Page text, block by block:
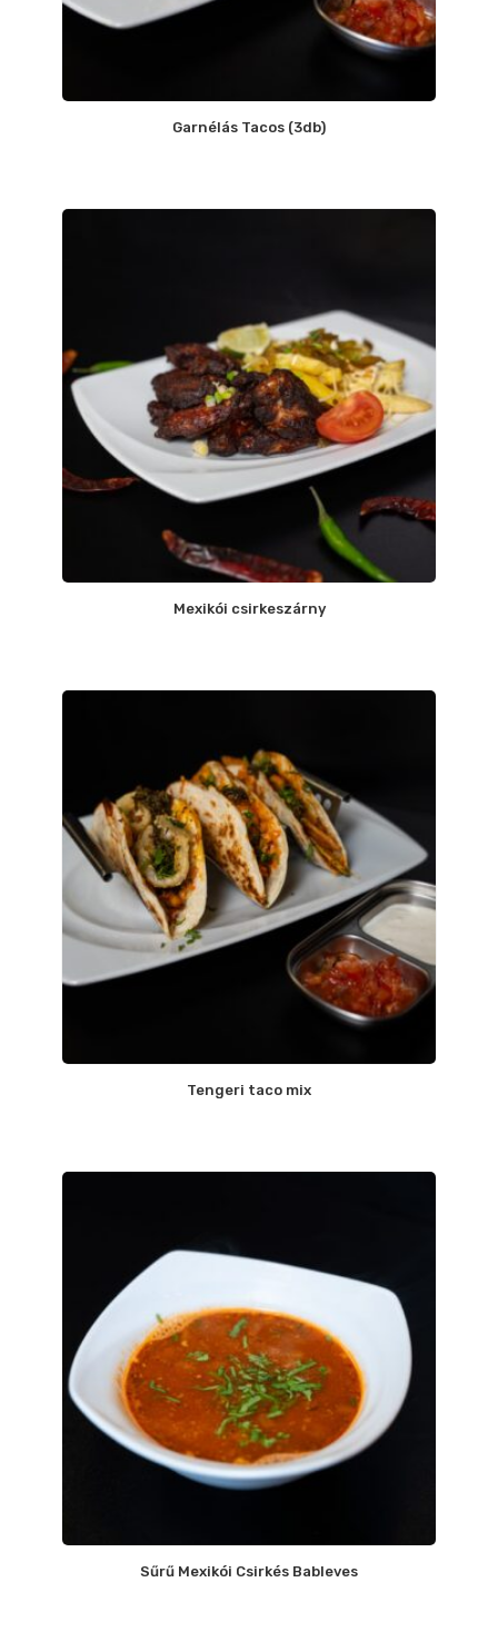
Garnélás Tacos (3db)
Mexikói csirkeszárny
Tengeri taco mix
Sűrű Mexikói Csirkés Bableves